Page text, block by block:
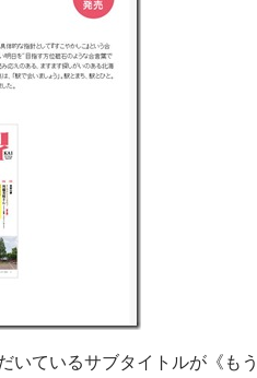
いているサブタイトルが《も